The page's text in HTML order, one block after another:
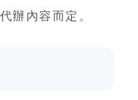
辦內容而定。